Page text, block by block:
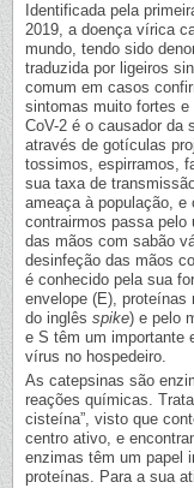
Identificada pela
2019, a doença vírica
mundo, tendo sido
traduzida por ligeiros
comum em casos
sintomas muito fortes
CoV-2 é o causador da
através de gotículas
tossimos, espirramos,
sua taxa de
ameaça à população, e
contrairmos passa
das mãos com sabão
desinfeção das mãos
é conhecido pela sua
envelope (E), proteínas
do inglês spike) e pelo
e S têm um importante
vírus no hospedeiro.
As catepsinas são
reações químicas.
cisteína”, visto que
centro ativo, e
enzimas têm um papel
proteínas. Para a sua